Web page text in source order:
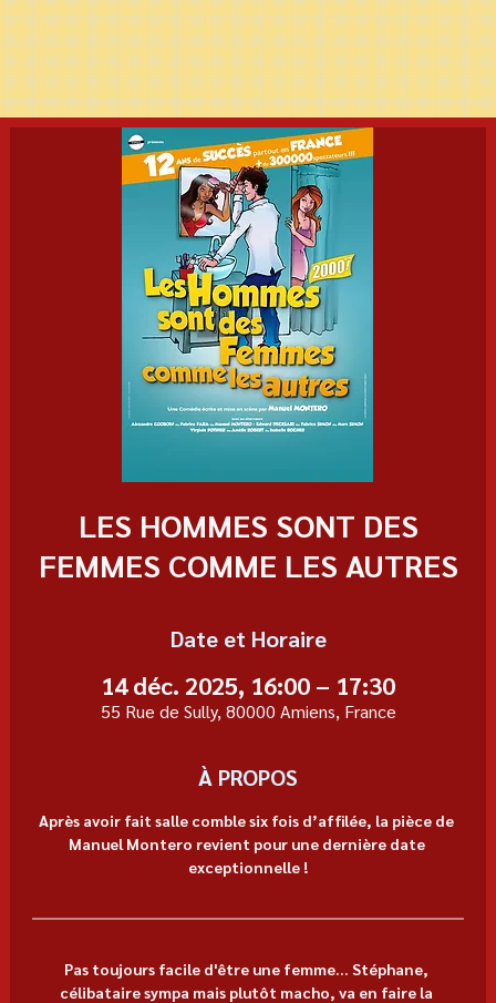
LES HOMMES SONT DES
FEMMES COMME LES AUTRES
Date et Horaire
14 déc. 2025, 16:00 – 17:30
55 Rue de Sully, 80000 Amiens, France
À PROPOS
Après avoir fait salle comble six fois d’affilée, la pièce de
Manuel Montero revient pour une dernière date
exceptionnelle !
Pas toujours facile d'être une femme... Stéphane,
célibataire sympa mais plutôt macho, va en faire la